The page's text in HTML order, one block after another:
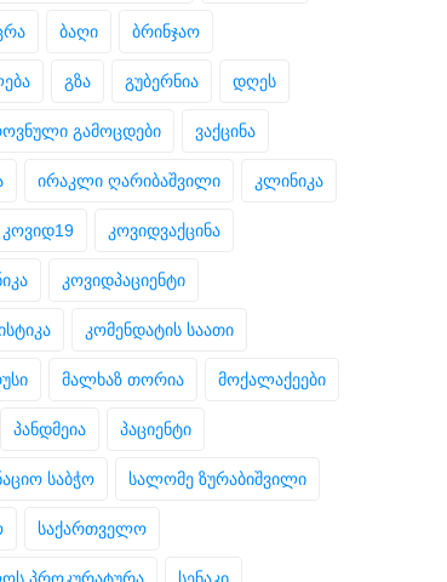
ბაღი ბრინჯაო
გზა გუბერნია დღეს
გამოცდები ვაქცინა
ირაკლი ღარიბაშვილი კლინიკა
კოვიდ19 კოვიდვაქცინა
კოვიდპაციენტი
კომენდატის საათი
მალხაზ თორია მოქალაქეები
პანდმეია პაციენტი
საბჭო სალომე ზურაბიშვილი
საქართველო